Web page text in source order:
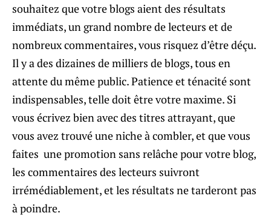
souhaitez que votre blogs aient des résultats
immédiats, un grand nombre de lecteurs et de
nombreux commentaires, vous risquez d’être déçu.
Il y a des dizaines de milliers de blogs, tous en
attente du même public. Patience et ténacité sont
indispensables, telle doit être votre maxime. Si
vous écrivez bien avec des titres attrayant, que
vous avez trouvé une niche à combler, et que vous
faites une promotion sans relâche pour votre blog,
les commentaires des lecteurs suivront
irrémédiablement, et les résultats ne tarderont pas
à poindre.